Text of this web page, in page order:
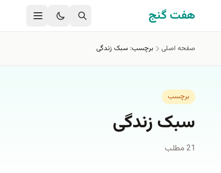
رفتن به محتوای اصلی
هفت گنج
صفحه اصلی برچسب: سبک زندگی
برچسب
سبک زندگی
21 مطلب